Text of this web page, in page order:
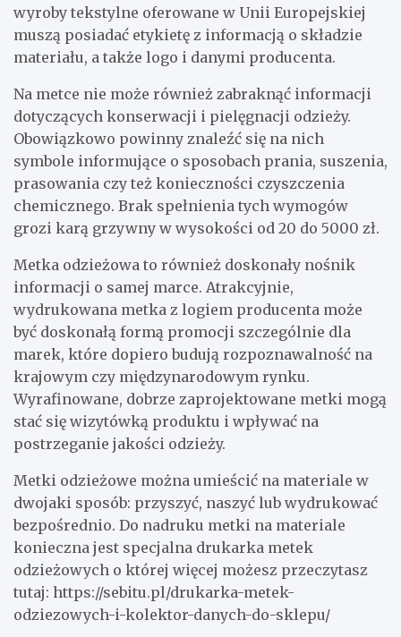
wyroby tekstylne oferowane w Unii Europejskiej
muszą posiadać etykietę z informacją o składzie
materiału, a także logo i danymi producenta.
Na metce nie może również zabraknąć informacji
dotyczących konserwacji i pielęgnacji odzieży.
Obowiązkowo powinny znaleźć się na nich
symbole informujące o sposobach prania, suszenia,
prasowania czy też konieczności czyszczenia
chemicznego. Brak spełnienia tych wymogów
grozi karą grzywny w wysokości od 20 do 5000 zł.
Metka odzieżowa to również doskonały nośnik
informacji o samej marce. Atrakcyjnie,
wydrukowana metka z logiem producenta może
być doskonałą formą promocji szczególnie dla
marek, które dopiero budują rozpoznawalność na
krajowym czy międzynarodowym rynku.
Wyrafinowane, dobrze zaprojektowane metki mogą
stać się wizytówką produktu i wpływać na
postrzeganie jakości odzieży.
Metki odzieżowe można umieścić na materiale w
dwojaki sposób: przyszyć, naszyć lub wydrukować
bezpośrednio. Do nadruku metki na materiale
konieczna jest specjalna drukarka metek
odzieżowych o której więcej możesz przeczytasz
tutaj: https://sebitu.pl/drukarka-metek-
odziezowych-i-kolektor-danych-do-sklepu/